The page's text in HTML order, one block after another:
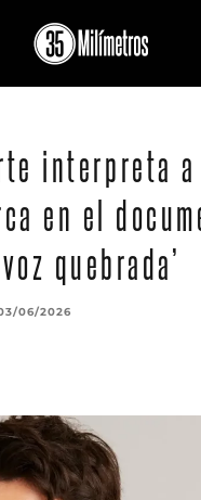
interpreta a
en el
voz quebrada’
06/2026